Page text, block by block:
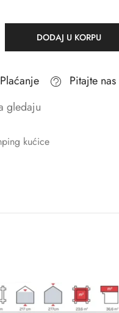
DODAJ U KORPU
Pitajte
gledaju
kućice